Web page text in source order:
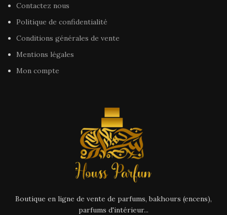
Contactez nous
Politique de confidentialité
Conditions générales de vente
Mentions légales
Mon compte
Boutique en ligne de vente de parfums, bakhours (encens),
parfums d'intérieur...